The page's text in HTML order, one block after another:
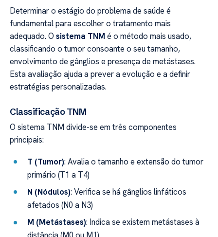
Determinar o estágio do problema de saúde é
fundamental para escolher o tratamento mais
adequado. O sistema TNM é o método mais usado,
classificando o tumor consoante o seu tamanho,
envolvimento de gânglios e presença de metástases.
Esta avaliação ajuda a prever a evolução e a definir
estratégias personalizadas.
Classificação TNM
O sistema TNM divide-se em três componentes
principais:
T (Tumor): Avalia o tamanho e extensão do tumor
primário (T1 a T4)
N (Nódulos): Verifica se há gânglios linfáticos
afetados (N0 a N3)
M (Metástases): Indica se existem metástases à